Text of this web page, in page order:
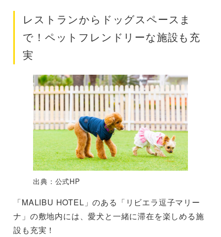
レストランからドッグスペースま
で！ペットフレンドリーな施設も充
実
出典：公式HP
「MALIBU HOTEL」のある「リビエラ逗子マリー
ナ」の敷地内には、愛犬と一緒に滞在を楽しめる施
設も充実！